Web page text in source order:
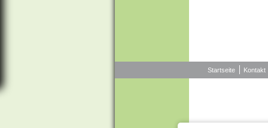
Startseite Kontakt